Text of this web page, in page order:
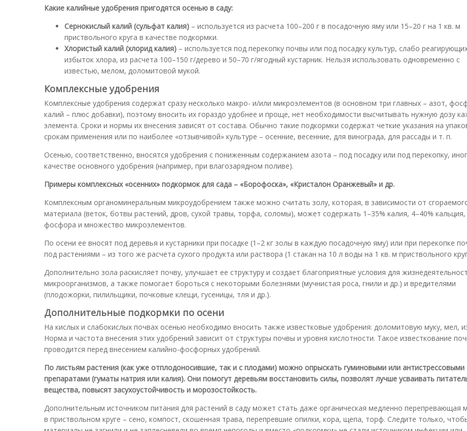
Какие калийные удобрения пригодятся осенью в саду:
Сернокислый калий (сульфат калия) – используется из расчета 100–200 г в посадочную яму или 15–20 г на 1 кв. м
приствольного круга в качестве подкормки.
Хлористый калий (хлорид калия) – используется под перекопку почвы или под посадку культур, слабо
избыток хлора, из расчета 100–150 г/дерево и 50–70 г/ягодный кустарник. Нельзя использовать одновременно с
известью, мелом, доломитовой мукой.
Комплексные удобрения
Комплексные удобрения содержат сразу несколько макро- и/или микроэлементов (в основном три главных – азот,
калий – плюс добавки), поэтому вносить их гораздо удобнее и проще, нет необходимости высчитывать нужную дозу
элемента. Сроки и нормы их внесения зависят от состава. Обычно такие подкормки содержат четкие указания на
срокам применения или по наиболее «отзывчивой» культуре – осенние, весенние, для винограда, для рассады и т. п.
Осенью, соответственно, вносятся удобрения с пониженным содержанием азота – под посадку или под перекопку,
качестве основного удобрения (например, при влагозарядном поливе).
Примеры комплексных «осенних» подкормок для сада – «Борофоска», «Кристалон Оранжевый» и др.
Комплексным органоминеральным микроудобрением также можно считать золу, которая, в зависимости от
материала (веток, ботвы растений, дров, сухой травы, торфа, соломы), может содержать 1–35% калия, 4–40% кальция,
фосфора и множество микроэлементов.
По осени ее вносят под деревья и кустарники при посадке (1–2 кг золы в каждую посадочную яму) или при перекопке
под растениями – из того же расчета сухого продукта или раствора (1 стакан на 10 л воды на 1 кв. м приствольного
Дополнительно зола раскисляет почву, улучшает ее структуру и создает благо­приятные условия для
микроорганизмов, а также помогает бороться с некоторыми болезнями (мучнистая роса, гнили и др.) и вредителями
(плодожорки, пилильщики, почковые клещи, гусеницы, тля и др.).
Дополнительные подкормки по осени
На кислых и слабокислых почвах осенью необходимо вносить также известковые удобрения: доломитовую муку, мел,
Норма и частота внесения этих удобрений зависит от структуры почвы и уровня кислотности. Такое известкование
проводится перед внесением калийно-фосфорных удобрений.
По листьям растения (как уже отплодоносившие, так и с плодами) можно опрыскать гуминовыми или антистрессовыми
препаратами (гуматы натрия или калия). Они помогут деревьям восстановить силы, позволят лучше усваивать
вещества, повысят засухоустойчивость и морозостойкость.
Дополнительным источником питания для растений в саду может стать даже органическая медленно перепревающая
в приствольном круге – сено, компост, скошенная трава, перепревшие опилки, кора, щепа, торф. Следите только,